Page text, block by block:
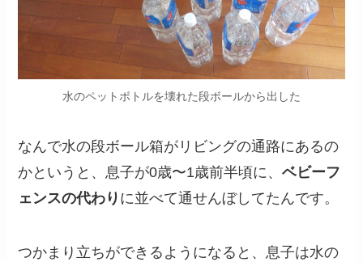
水のペットボトルを壊れた段ボールから出した
なんで水の段ボール箱がリビングの通路にあるの
かというと、息子が0歳〜1歳前半頃に、ベビーフ
ェンスの代わり に並べて通せんぼしてたんです。
つかまり立ちができるようになると、息子は水の